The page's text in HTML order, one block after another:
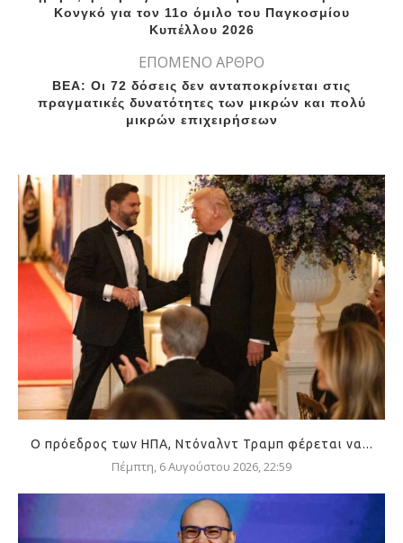
Κονγκό για τον 11ο όμιλο του Παγκοσμίου
Κυπέλλου 2026
ΕΠΟΜΕΝΟ ΑΡΘΡΟ
ΒΕΑ: Οι 72 δόσεις δεν ανταποκρίνεται στις
πραγματικές δυνατότητες των μικρών και πολύ
μικρών επιχειρήσεων
Ο πρόεδρος των ΗΠΑ, Ντόναλντ Τραμπ φέρεται να...
Πέμπτη, 6 Αυγούστου 2026, 22:59